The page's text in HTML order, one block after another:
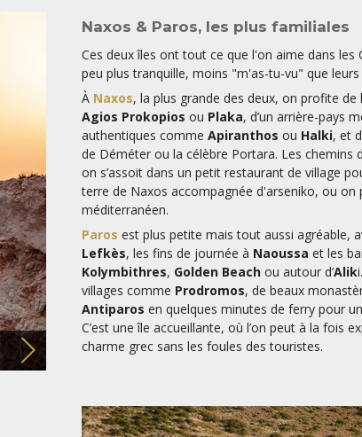
Naxos & Paros, les plus familiales
Ces deux îles ont tout ce que l'on aime dans les
peu plus tranquille, moins "m'as-tu-vu" que leurs
À Naxos, la plus grande des deux, on profite
Agios Prokopios ou Plaka, d’un arrière-pays
authentiques comme Apiranthos ou Halki, et
de Déméter ou la célèbre Portara. Les chemins
on s’assoit dans un petit restaurant de village
terre de Naxos accompagnée d'arseniko, ou on
méditerranéen.
Paros est plus petite mais tout aussi agréable,
Lefkès, les fins de journée à Naoussa et les
Kolymbithres, Golden Beach ou autour d’Alik
villages comme Prodromos, de beaux
Antiparos en quelques minutes de ferry pour
C’est une île accueillante, où l’on peut à la fois
charme grec sans les foules des touristes.